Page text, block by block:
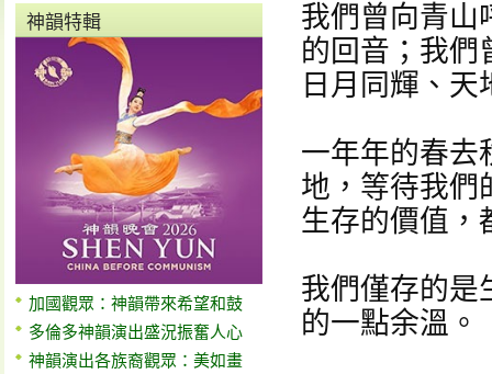
神韻特輯
加國觀眾：神韻帶來希望和鼓
多倫多神韻演出盛況振奮人心
神韻演出各族裔觀眾：美如畫
我們曾向青山
的回音；我們
日月同輝、天
一年年的春去
地，等待我們
生存的價值，
我們僅存的是
的一點余溫。